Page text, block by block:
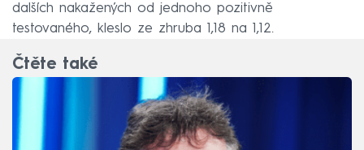
dalších nakažených od jednoho pozitivně
testovaného, kleslo ze zhruba 1,18 na 1,12.
Čtěte také